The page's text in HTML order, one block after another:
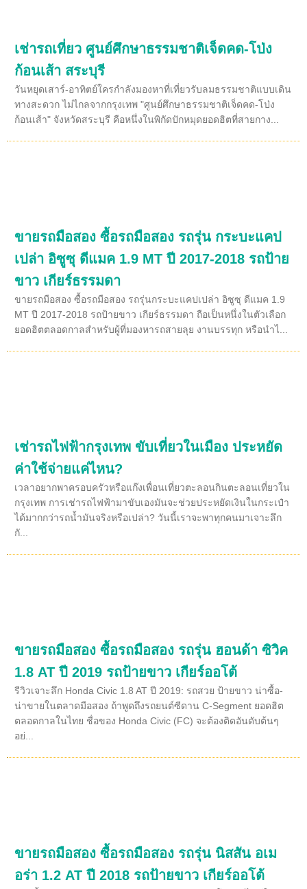
เช่ารถเที่ยว ศูนย์ศึกษาธรรมชาติเจ็ดคด-โป่ง
ก้อนเส้า สระบุรี
วันหยุดเสาร์-อาทิตย์ใครกำลังมองหาที่เที่ยวรับลมธรรมชาติแบบเดิน
ทางสะดวก ไม่ไกลจากกรุงเทพ "ศูนย์ศึกษาธรรมชาติเจ็ดคด-โป่ง
ก้อนเส้า" จังหวัดสระบุรี คือหนึ่งในพิกัดปักหมุดยอดฮิตที่สายกาง...
ขายรถมือสอง ซื้อรถมือสอง รถรุ่น กระบะแคป
เปล่า อิซูซุ ดีแมค 1.9 MT ปี 2017-2018 รถป้าย
ขาว เกียร์ธรรมดา
ขายรถมือสอง ซื้อรถมือสอง รถรุ่นกระบะแคปเปล่า อิซูซุ ดีแมค 1.9
MT ปี 2017-2018 รถป้ายขาว เกียร์ธรรมดา ถือเป็นหนึ่งในตัวเลือก
ยอดฮิตตลอดกาลสำหรับผู้ที่มองหารถสายลุย งานบรรทุก หรือนำไ...
เช่ารถไฟฟ้ากรุงเทพ ขับเที่ยวในเมือง ประหยัด
ค่าใช้จ่ายแค่ไหน?
เวลาอยากพาครอบครัวหรือแก๊งเพื่อนเที่ยวตะลอนกินตะลอนเที่ยวใน
กรุงเทพ การเช่ารถไฟฟ้ามาขับเองมันจะช่วยประหยัดเงินในกระเป๋า
ได้มากกว่ารถน้ำมันจริงหรือเปล่า? วันนี้เราจะพาทุกคนมาเจาะลึก
กั...
ขายรถมือสอง ซื้อรถมือสอง รถรุ่น ฮอนด้า ซิวิค
1.8 AT ปี 2019 รถป้ายขาว เกียร์ออโต้
รีวิวเจาะลึก Honda Civic 1.8 AT ปี 2019: รถสวย ป้ายขาว น่าซื้อ-
น่าขายในตลาดมือสอง ถ้าพูดถึงรถยนต์ซีดาน C-Segment ยอดฮิต
ตลอดกาลในไทย ชื่อของ Honda Civic (FC) จะต้องติดอันดับต้นๆ
อย่...
ขายรถมือสอง ซื้อรถมือสอง รถรุ่น นิสสัน อเม
อร่า 1.2 AT ปี 2018 รถป้ายขาว เกียร์ออโต้